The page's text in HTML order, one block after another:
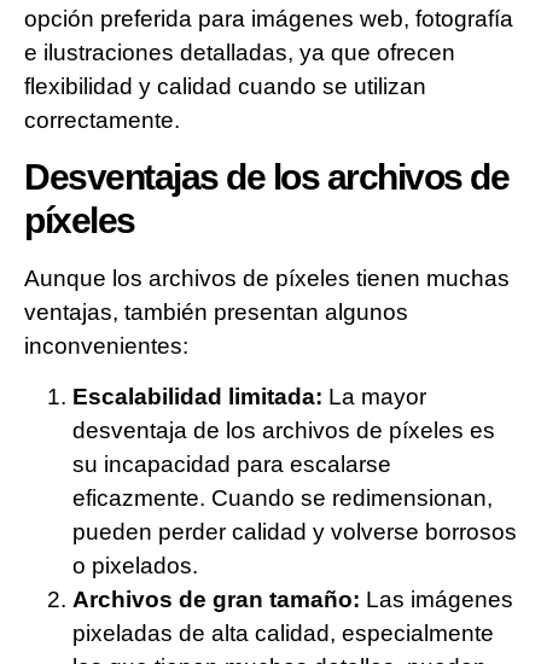
opción preferida para imágenes web, fotografía
e ilustraciones detalladas, ya que ofrecen
flexibilidad y calidad cuando se utilizan
correctamente.
Desventajas de los archivos de
píxeles
Aunque los archivos de píxeles tienen muchas
ventajas, también presentan algunos
inconvenientes:
Escalabilidad limitada: La mayor
desventaja de los archivos de píxeles es
su incapacidad para escalarse
eficazmente. Cuando se redimensionan,
pueden perder calidad y volverse borrosos
o pixelados.
Archivos de gran tamaño: Las imágenes
pixeladas de alta calidad, especialmente